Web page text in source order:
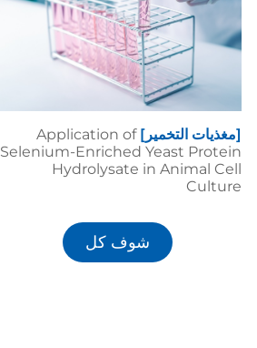
[مغذيات التخمير] Application of
Selenium-Enriched Yeast Protein
Hydrolysate in Animal Cell
Culture
شوف كل